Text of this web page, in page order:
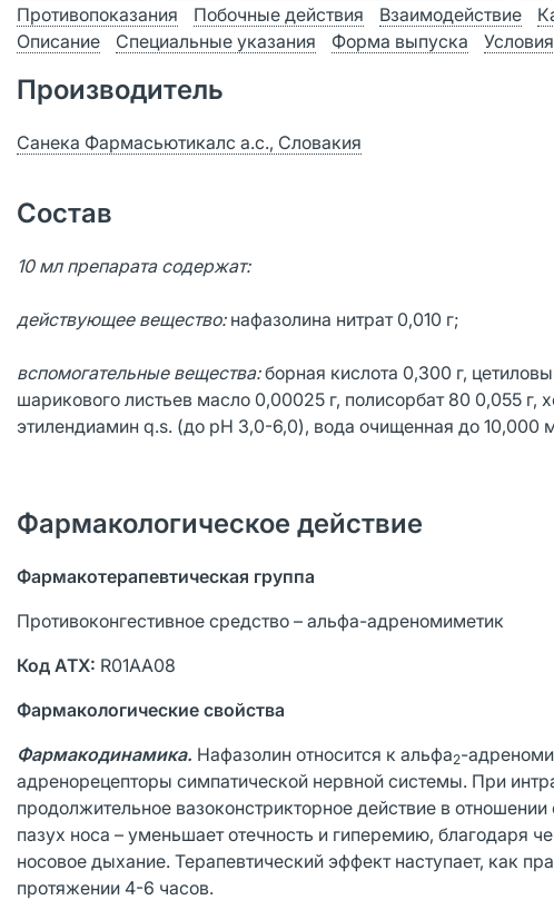
Противопоказания
Побочные действия Взаимодействие
Описание
Специальные указания Форма выпуска
Производитель
Санека Фармасьютикалс а.с., Словакия
Состав
10 мл препарата содержат:
действующее вещество:нафазолина нитрат 0,010 г;
вспомогательные вещества:борная кислота 0,300 г,
шарикового листьев масло 0,00025 г, полисорбат 80 0,055 г,
этилендиамин q.s. (до рН 3,0-6,0), вода очищенная до 10,000
Фармакологическое действие
Фармакотерапевтическая группа
Противоконгестивное средство – альфа-адреномиметик
Код АТХ: R01AA08
Фармакологические свойства
Фармакодинамика. Нафазолин относится к альфа2-
адренорецепторы симпатической нервной системы. При
продолжительное вазоконстрикторное действие в
пазух носа – уменьшает отечность и гиперемию, благодаря
носовое дыхание. Терапевтический эффект наступает, как
протяжении 4-6 часов.